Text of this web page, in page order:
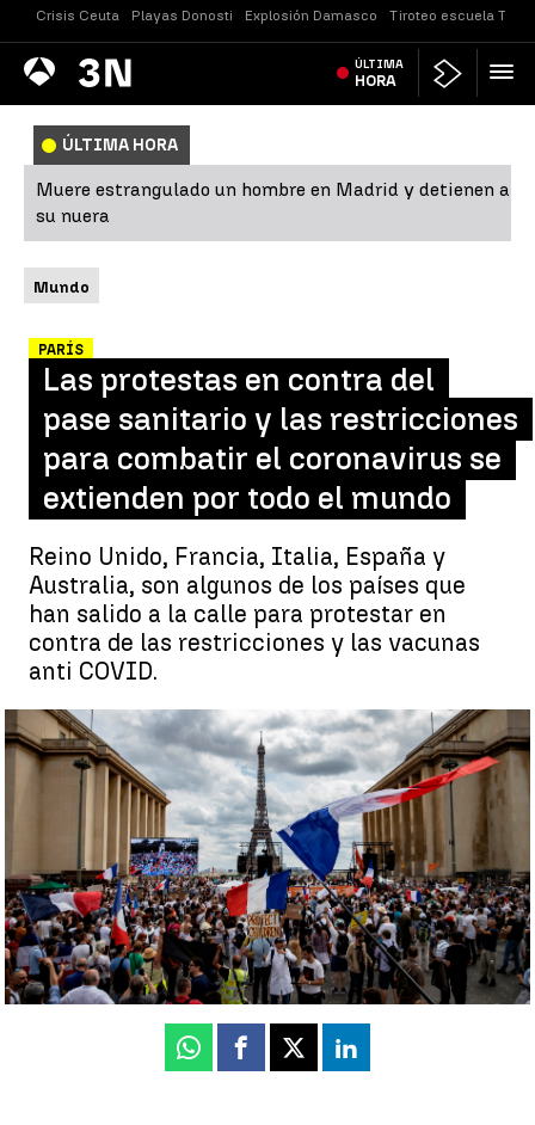
Crisis Ceuta Playas Donosti Explosión Damasco Tiroteo escuela
Antena
3 Noticias ÚLTIMA
HORA
ÚLTIMA HORA
Muere estrangulado un hombre en Madrid y detienen a
su nuera
Mundo
PARÍS
Las protestas en contra del
pase sanitario y las restricciones
para combatir el coronavirus se
extienden por todo el mundo
Reino Unido, Francia, Italia, España y
Australia, son algunos de los países que
han salido a la calle para protestar en
contra de las restricciones y las vacunas
anti COVID.
Las protestas en contra del pase sanitario y las restricciones
para combatir el coronavirus se extienden por todo el mundo |
EFE
Rosa María
Salcedo |
Eva
Millán |
Sandra
Cavia |
María José
Zamora
Actualizado:26 de julio de 2021, 15:32
Publicado:26 de julio de 2021, 11:36
Whatsapp
Facebook
X Linkedin